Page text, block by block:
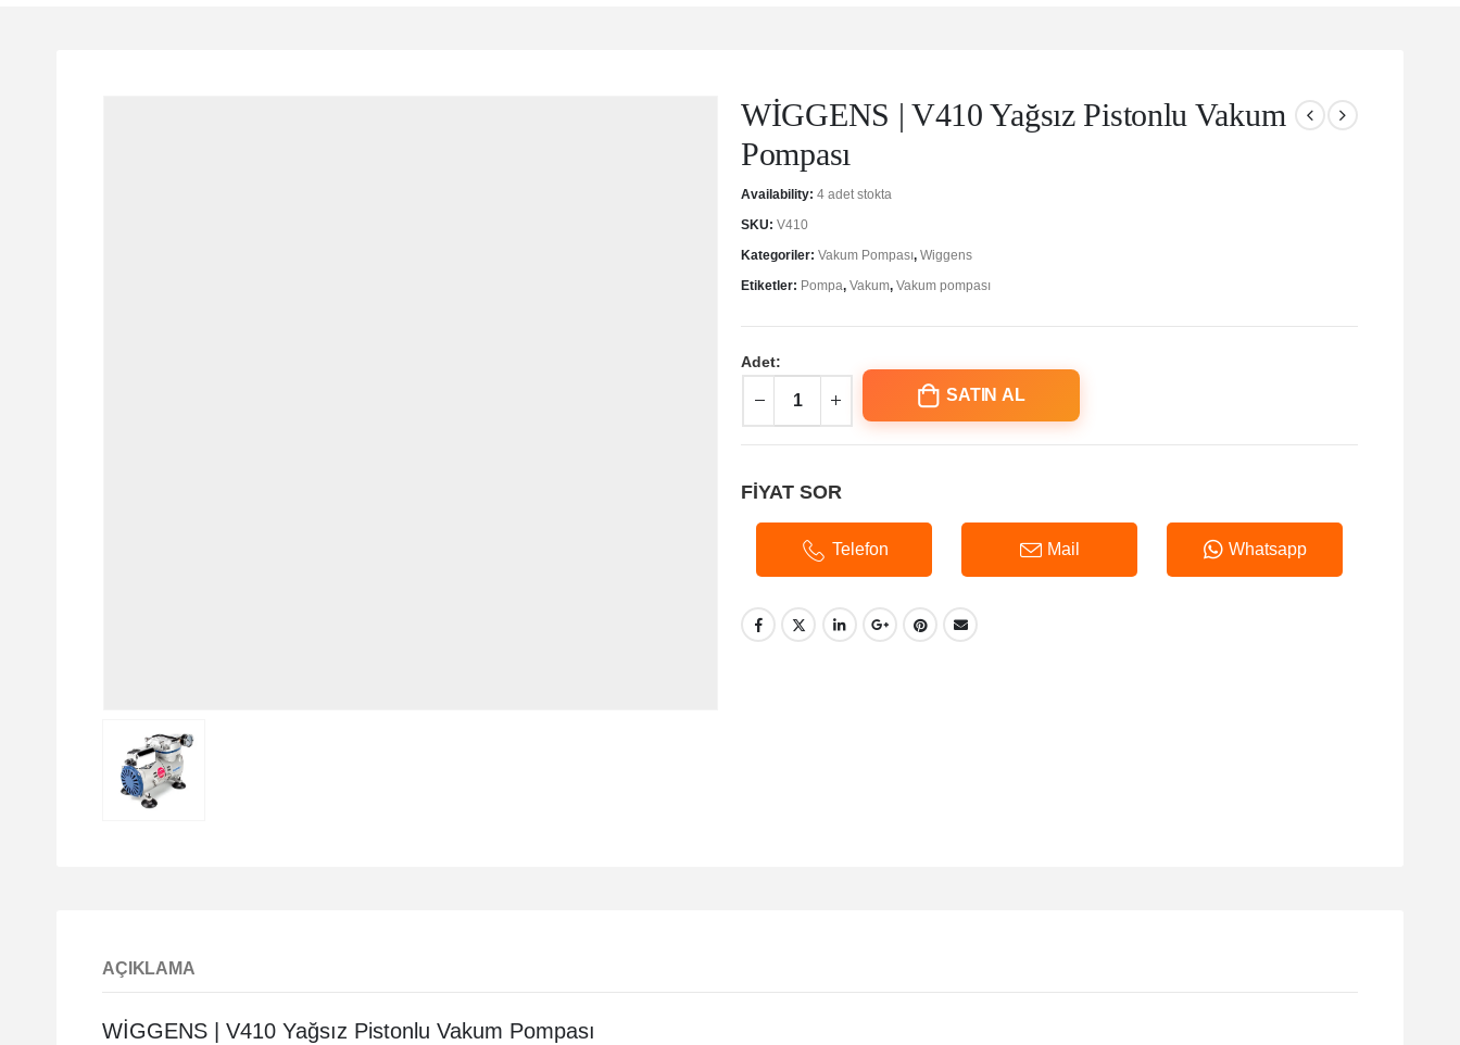
WİGGENS | V410 Yağsız Pistonlu Vakum
Pompası
Availability: 4 adet stokta
SKU: V410
Kategoriler: Vakum Pompası, Wiggens
Etiketler: Pompa, Vakum, Vakum pompası
Adet:
SATIN AL
FİYAT SOR
Telefon Mail Whatsapp
AÇIKLAMA
WİGGENS | V410 Yağsız Pistonlu Vakum Pompası